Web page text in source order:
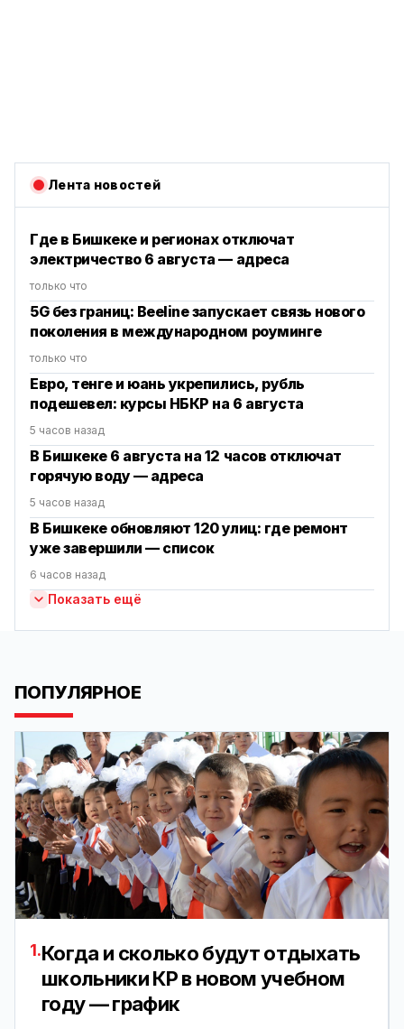
Лента новостей
Где в Бишкеке и регионах отключат
электричество 6 августа — адреса
только что
5G без границ: Beeline запускает связь нового
поколения в международном роуминге
только что
Евро, тенге и юань укрепились, рубль
подешевел: курсы НБКР на 6 августа
5 часов назад
В Бишкеке 6 августа на 12 часов отключат
горячую воду — адреса
5 часов назад
В Бишкеке обновляют 120 улиц: где ремонт
уже завершили — список
6 часов назад
Показать ещё
ПОПУЛЯРНОЕ
1.Когда и сколько будут отдыхать
школьники КР в новом учебном
году — график